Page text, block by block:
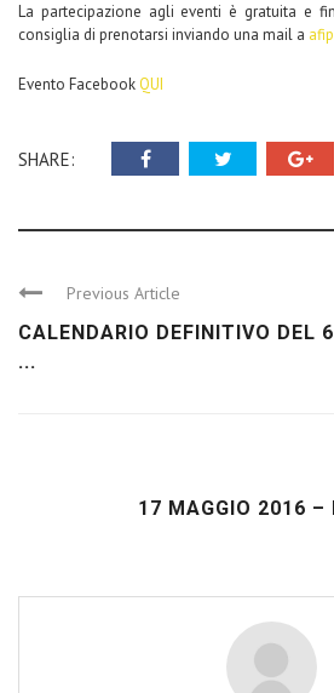
La partecipazione agli eventi è gratuita e
consiglia di prenotarsi inviando una mail a
Evento Facebook QUI
SHARE:
Previous Article
CALENDARIO DEFINITIVO DEL
...
17 MAGGIO 2016 –